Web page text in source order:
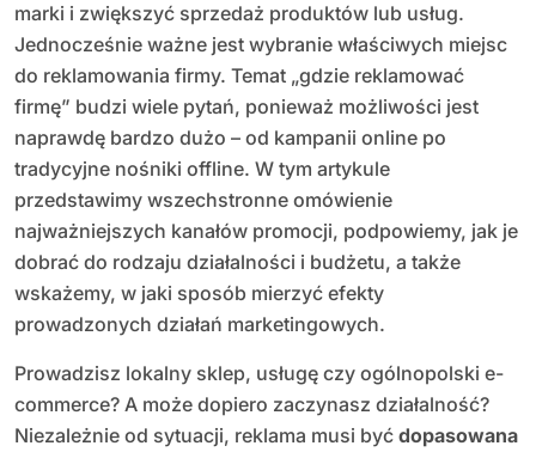
marki i zwiększyć sprzedaż produktów lub usług.
Jednocześnie ważne jest wybranie właściwych miejsc
do reklamowania firmy. Temat „gdzie reklamować
firmę” budzi wiele pytań, ponieważ możliwości jest
naprawdę bardzo dużo – od kampanii online po
tradycyjne nośniki offline. W tym artykule
przedstawimy wszechstronne omówienie
najważniejszych kanałów promocji, podpowiemy, jak je
dobrać do rodzaju działalności i budżetu, a także
wskażemy, w jaki sposób mierzyć efekty
prowadzonych działań marketingowych.
Prowadzisz lokalny sklep, usługę czy ogólnopolski e-
commerce? A może dopiero zaczynasz działalność?
Niezależnie od sytuacji, reklama musi być dopasowana